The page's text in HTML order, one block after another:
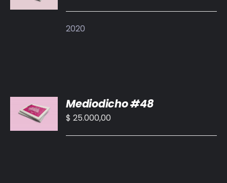
2020
AL
CARRITO
/
Mediodicho #48
$ 25.000,00